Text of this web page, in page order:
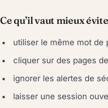
Ce qu’il vaut mieux
utiliser le même mot de
cliquer sur des pages
ignorer les alertes de
laisser une session